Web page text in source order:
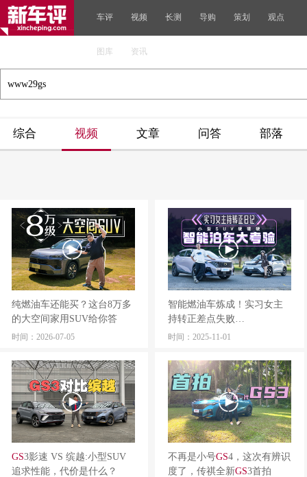
车评 视频 长测 导购 策划 观点
图库 资讯
综合 视频 文章 问答 部落
纯燃油车还能买？这台8万多
的大空间家用SUV给你答
案！
时间：2026-07-05
智能燃油车炼成！实习女主
持转正差点失败…
时间：2025-11-01
GS3影速 VS 缤越:小型SUV
追求性能，代价是什么？
不再是小号GS4，这次有辨识
度了，传祺全新GS3首拍